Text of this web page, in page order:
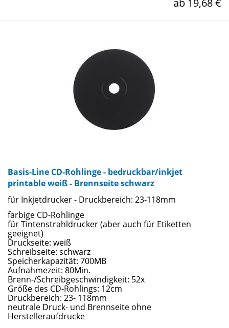
ab 19,68 €
Basis-Line CD-Rohlinge - bedruckbar/inkjet
printable weiß - Brennseite schwarz
für Inkjetdrucker - Druckbereich: 23-118mm
farbige CD-Rohlinge
für Tintenstrahldrucker (aber auch für Etiketten
geeignet)
Druckseite: weiß
Schreibseite: schwarz
Speicherkapazität: 700MB
Aufnahmezeit: 80Min.
Brenn-/Schreibgeschwindigkeit: 52x
Größe des CD-Rohlings: 12cm
Druckbereich: 23- 118mm
neutrale Druck- und Brennseite ohne
Herstelleraufdrucke